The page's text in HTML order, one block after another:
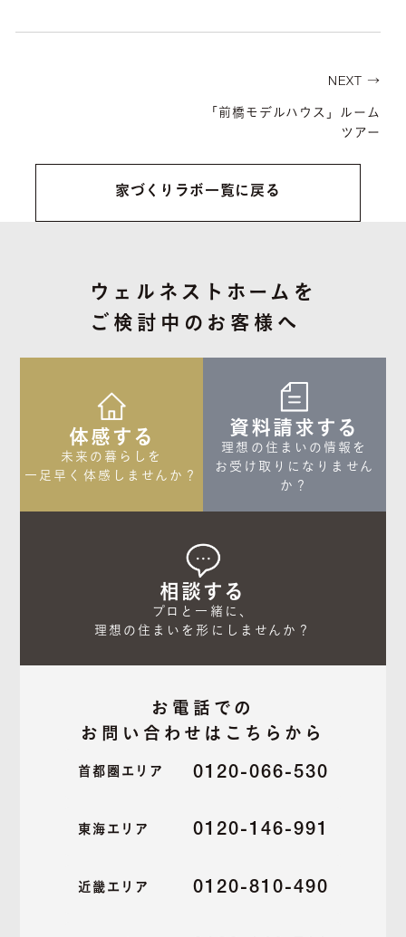
NEXT →
「前橋モデルハウス」ルーム
ツアー
家づくりラボ一覧に戻る
ウェルネストホームを
ご検討中のお客様へ
体感する
未来の暮らしを
一足早く体感しませんか？
資料請求する
理想の住まいの情報を
お受け取りになりません
か？
相談する
プロと一緒に、
理想の住まいを形にしませんか？
お電話での
お問い合わせはこちらから
首都圏エリア 0120-066-530
東海エリア 0120-146-991
近畿エリア 0120-810-490